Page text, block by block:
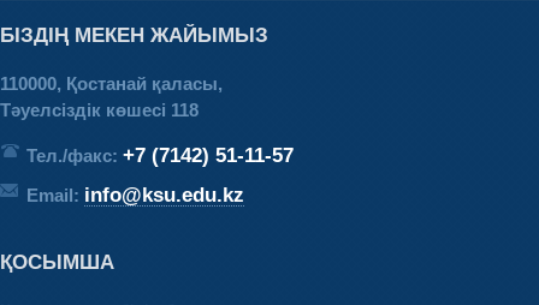
БІЗДІҢ МЕКЕН ЖАЙЫМЫЗ
110000, Қостанай қаласы,
Тәуелсіздік көшесі 118
Тел./факс: +7 (7142) 51-11-57
Email: info@ksu.edu.kz
ҚОСЫМША